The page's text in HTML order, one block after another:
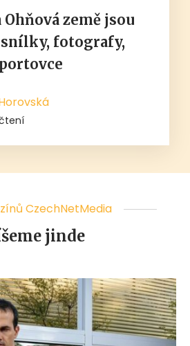
Ohňová země jsou
fotografy,
CzechNetMedia
jinde